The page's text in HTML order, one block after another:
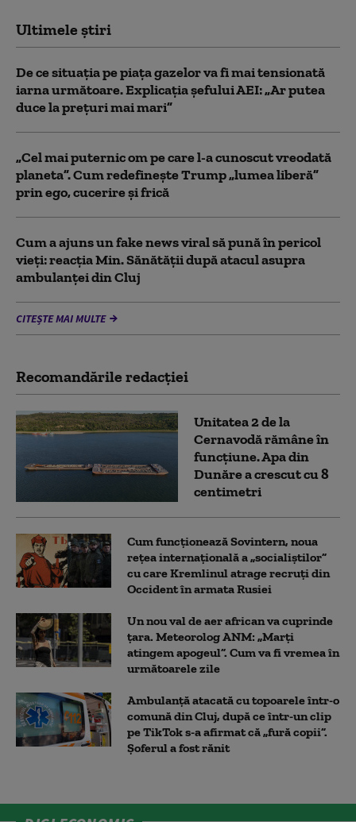
Ultimele știri
De ce situaţia pe piaţa gazelor va fi mai tensionată
iarna următoare. Explicația șefului AEI: „Ar putea
duce la preţuri mai mari”
„Cel mai puternic om pe care l-a cunoscut vreodată
planeta”. Cum redefinește Trump „lumea liberă”
prin ego, cucerire și frică
Cum a ajuns un fake news viral să pună în pericol
vieți: reacția Min. Sănătății după atacul asupra
ambulanței din Cluj
CITEȘTE MAI MULTE
Recomandările redacţiei
Unitatea 2 de la
Cernavodă rămâne în
funcțiune. Apa din
Dunăre a crescut cu 8
centimetri
Cum funcționează Sovintern, noua
rețea internațională a „socialiștilor”
cu care Kremlinul atrage recruți din
Occident în armata Rusiei
Un nou val de aer african va cuprinde
țara. Meteorolog ANM: „Marți
atingem apogeul”. Cum va fi vremea în
următoarele zile
Ambulanţă atacată cu topoarele într-o
comună din Cluj, după ce într-un clip
pe TikTok s-a afirmat că „fură copii”.
Șoferul a fost rănit